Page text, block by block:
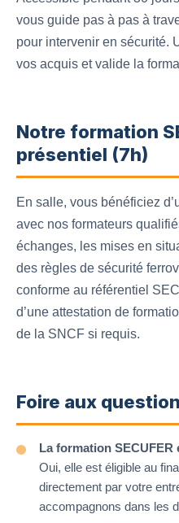
vous guide pas à pas à
pour intervenir en sécurité.
vos acquis et valide la
Notre formation
présentiel (7h)
En salle, vous bénéficiez
avec nos formateurs
échanges, les mises en
des règles de sécurité
conforme au référentiel
d’une attestation de
de la SNCF si requis.
Foire aux
La formation SECUFER
Oui, elle est éligible au
directement par votre
accompagnons dans les